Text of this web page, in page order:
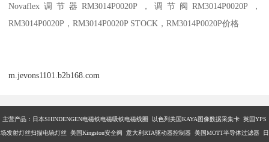
Novaflex调节器RM3014P0020P，调节阀RM3014P0020P，
RM3014P0020P，RM3014P0020P STOCK，RM3014P0020P价格
m.jevons1101.b2b168.com
主营产品： 日本SHINDENGEN电磁铁电磁吸铁电磁线圈 以色列美国KAYA图像数据采集卡 英国YPS
场发射灯丝扫描电镜灯丝 美国Kingston安全阀 意大利RTA驱动器控制器 美国MOTT半导体过滤器 日